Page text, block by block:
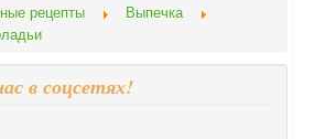
рецепты
Выпечка
в соцсетях!